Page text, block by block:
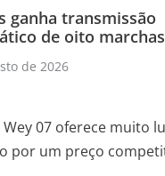
ganha transmissão
de oito marchas
de 2026